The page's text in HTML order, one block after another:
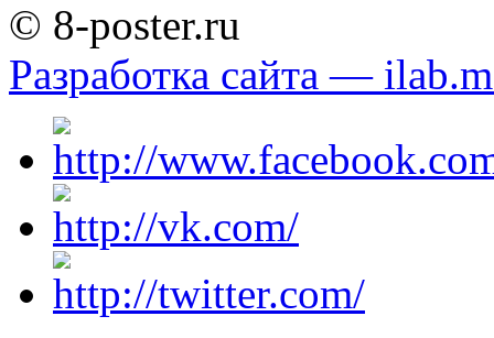
© 8-poster.ru
Разработка сайта —